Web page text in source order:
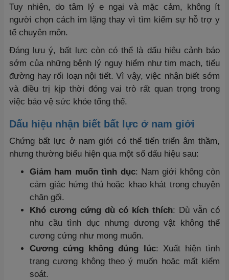
Tuy nhiên, do tâm lý e ngại và mặc cảm, không ít
người chọn cách im lặng thay vì tìm kiếm sự hỗ trợ y
tế chuyên môn.
Đáng lưu ý, bất lực còn có thể là dấu hiệu cảnh báo
sớm của những bệnh lý nguy hiểm như tim mạch, tiểu
đường hay rối loạn nội tiết. Vì vậy, việc nhận biết sớm
và điều trị kịp thời đóng vai trò rất quan trọng trong
việc bảo vệ sức khỏe tổng thể.
Dấu hiệu nhận biết bất lực ở nam giới
Chứng bất lực ở nam giới có thể tiến triển âm thầm,
nhưng thường biểu hiện qua một số dấu hiệu sau:
Giảm ham muốn tình dục: Nam giới không còn
cảm giác hứng thú hoặc khao khát trong chuyện
chăn gối.
Khó cương cứng dù có kích thích: Dù vẫn có
nhu cầu tình dục nhưng dương vật không thể
cương cứng như mong muốn.
Cương cứng không đúng lúc: Xuất hiện tình
trạng cương không theo ý muốn hoặc mất kiểm
soát.